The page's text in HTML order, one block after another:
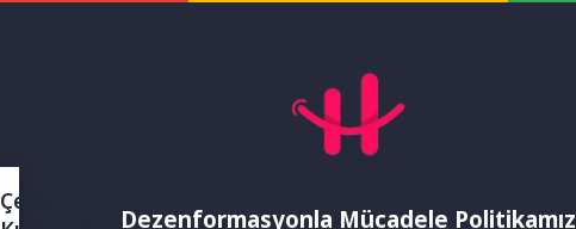
Dezenformasyonla Mücadele Politikamız
Çerez